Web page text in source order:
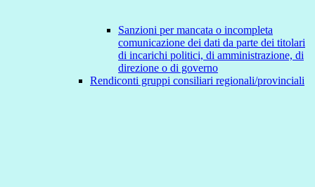
Sanzioni per mancata o incompleta
comunicazione dei dati da parte dei titolari
di incarichi politici, di amministrazione, di
direzione o di governo
Rendiconti gruppi consiliari regionali/provinciali